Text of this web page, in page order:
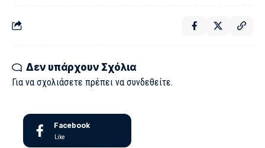
Δεν υπάρχουν Σχόλια
Για να σχολιάσετε πρέπει να συνδεθείτε.
Facebook
Like